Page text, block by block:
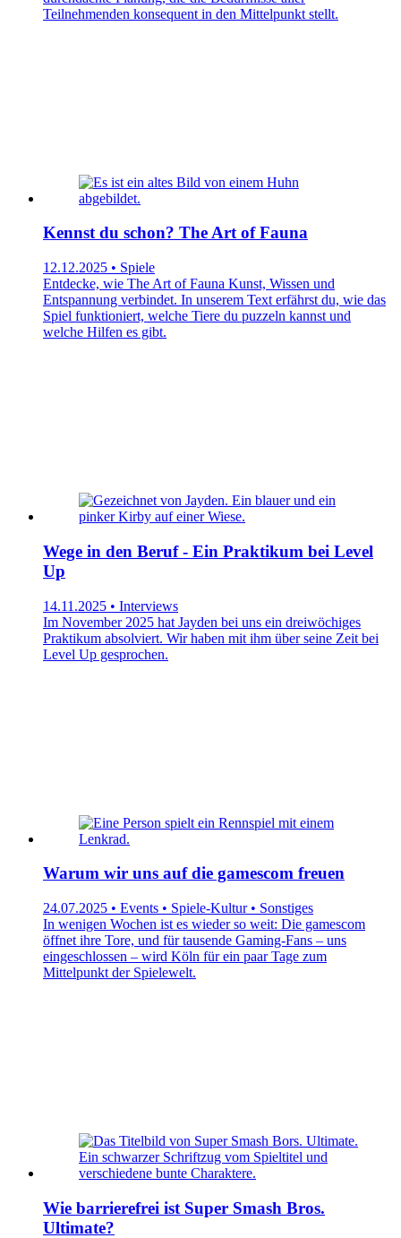
Teilnehmenden konsequent in den Mittelpunkt stellt.
Kennst du schon? The Art of Fauna
12.12.2025 • Spiele
Entdecke, wie The Art of Fauna Kunst, Wissen und
Entspannung verbindet. In unserem Text erfährst du, wie das
Spiel funktioniert, welche Tiere du puzzeln kannst und
welche Hilfen es gibt.
Wege in den Beruf - Ein Praktikum bei Level
Up
14.11.2025 • Interviews
Im November 2025 hat Jayden bei uns ein dreiwöchiges
Praktikum absolviert. Wir haben mit ihm über seine Zeit bei
Level Up gesprochen.
Warum wir uns auf die gamescom freuen
24.07.2025 • Events • Spiele-Kultur • Sonstiges
In wenigen Wochen ist es wieder so weit: Die gamescom
öffnet ihre Tore, und für tausende Gaming-Fans – uns
eingeschlossen – wird Köln für ein paar Tage zum
Mittelpunkt der Spielewelt.
Wie barrierefrei ist Super Smash Bros.
Ultimate?